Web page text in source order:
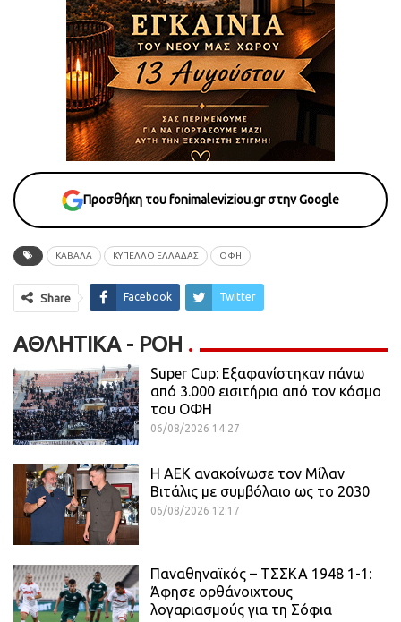
Προσθήκη του fonimaleviziou.gr στην Google
ΚΑΒΑΛΑ ΚΎΠΕΛΛΟ ΕΛΛΆΔΑΣ ΟΦΗ
Share Facebook Twitter
ΑΘΛΗΤΙΚΆ - ΡΟΗ
Super Cup: Εξαφανίστηκαν πάνω
από 3.000 εισιτήρια από τον κόσμο
του ΟΦΗ
06/08/2026 14:27
H ΑΕΚ ανακοίνωσε τον Μίλαν
Βιτάλις με συμβόλαιο ως το 2030
06/08/2026 12:17
Παναθηναϊκός – ΤΣΣΚΑ 1948 1-1:
Άφησε ορθάνοιχτους
λογαριασμούς για τη Σόφια